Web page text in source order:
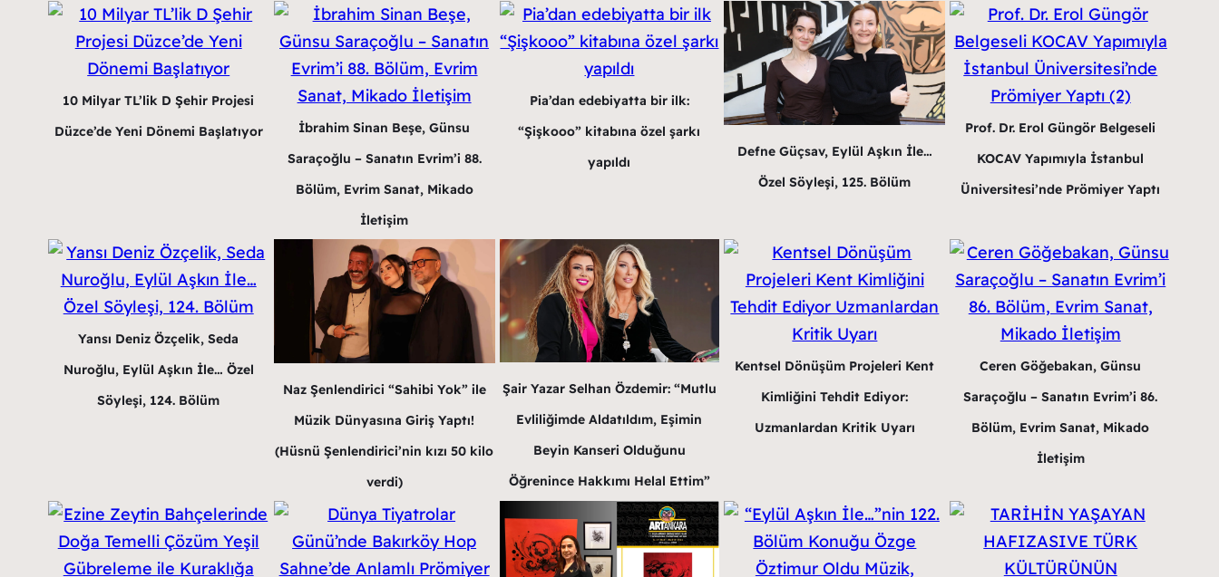
10 Milyar TL’lik D Şehir Projesi
Düzce’de Yeni Dönemi Başlatıyor
İbrahim Sinan Beşe, Günsu
Saraçoğlu – Sanatın Evrim’i 88.
Bölüm, Evrim Sanat, Mikado
İletişim
Pia’dan edebiyatta bir ilk:
“Şişkooo” kitabına özel şarkı
yapıldı
Defne Güçsav, Eylül Aşkın İle…
Özel Söyleşi, 125. Bölüm
Prof. Dr. Erol Güngör Belgeseli
KOCAV Yapımıyla İstanbul
Üniversitesi’nde Prömiyer Yaptı
Yansı Deniz Özçelik, Seda
Nuroğlu, Eylül Aşkın İle… Özel
Söyleşi, 124. Bölüm
Naz Şenlendirici “Sahibi Yok” ile
Müzik Dünyasına Giriş Yaptı!
(Hüsnü Şenlendirici’nin kızı 50 kilo
verdi)
Şair Yazar Selhan Özdemir: “Mutlu
Evliliğimde Aldatıldım, Eşimin
Beyin Kanseri Olduğunu
Öğrenince Hakkımı Helal Ettim”
Kentsel Dönüşüm Projeleri Kent
Kimliğini Tehdit Ediyor:
Uzmanlardan Kritik Uyarı
Ceren Göğebakan, Günsu
Saraçoğlu – Sanatın Evrim’i 86.
Bölüm, Evrim Sanat, Mikado
İletişim